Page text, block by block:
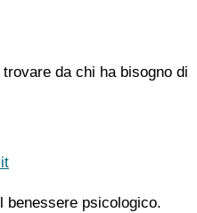
da chi ha bisogno di
benessere psicologico.